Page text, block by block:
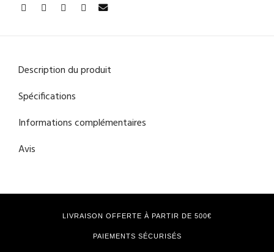
Description du produit
Spécifications
Informations complémentaires
Avis
LIVRAISON OFFERTE À PARTIR DE 500€
PAIEMENTS SÉCURISÉS